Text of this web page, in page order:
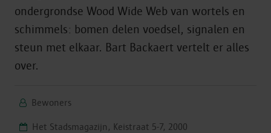
ondergrondse Wood Wide Web van wortels en
schimmels: bomen delen voedsel, signalen en
steun met elkaar. Bart Backaert vertelt er alles
over.
Bewoners
Het Stadsmagazijn, Keistraat 5-7, 2000